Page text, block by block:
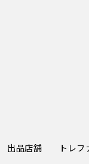
出品店舗
トレ